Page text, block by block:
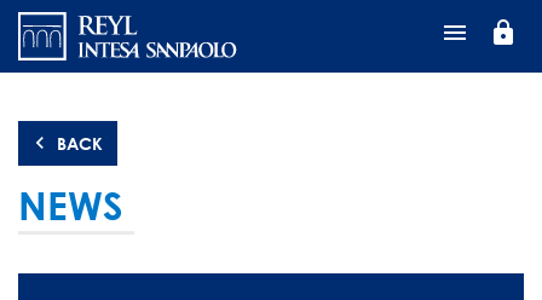
Перейти
основному
lock
BACK
NEWS